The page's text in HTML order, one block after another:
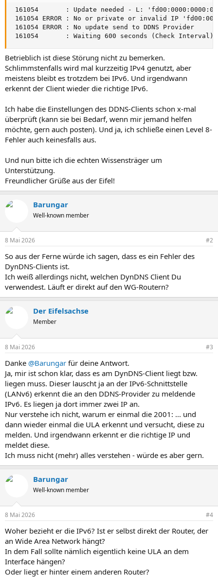
161054       : Update needed - L:
161054 ERROR : No or private or invalid IP
161054 ERROR : No update send to DDNS Provider
161054       : Waiting 600 seconds (Check Interval);
Betrieblich ist diese Störung nicht zu bemerken.
Schlimmstenfalls wird mal kurzzeitig IPv4 genutzt, aber
meistens bleibt es trotzdem bei IPv6. Und irgendwann
erkennt der Client wieder die richtige IPv6.
Ich habe die Einstellungen des DDNS-Clients schon x-mal
überprüft (kann sie bei Bedarf, wenn mir jemand helfen
möchte, gern auch posten). Und ja, ich schließe einen Level 8-
Fehler auch keinesfalls aus.
Und nun bitte ich die echten Wissensträger um
Unterstützung.
Freundlicher Grüße aus der Eifel!
Barungar
Well-known member
8 Mai 2026 #2
So aus der Ferne würde ich sagen, dass es ein Fehler des
DynDNS-Clients ist.
Ich weiß allerdings nicht, welchen DynDNS Client Du
verwendest. Läuft er direkt auf den WG-Routern?
Der Eifelsachse
Member
8 Mai 2026 #3
Danke @Barungar für deine Antwort.
Ja, mir ist schon klar, dass es am DynDNS-Client liegt bzw.
liegen muss. Dieser lauscht ja an der IPv6-Schnittstelle
(LANv6) erkennt die an den DDNS-Provider zu meldende
IPv6. Es liegen ja dort immer zwei IP an.
Nur verstehe ich nicht, warum er einmal die 2001: ... und
dann wieder einmal die ULA erkennt und versucht, diese zu
melden. Und irgendwann erkennt er die richtige IP und
meldet diese.
Ich muss nicht (mehr) alles verstehen - würde es aber gern.
Barungar
Well-known member
8 Mai 2026 #4
Woher bezieht er die IPv6? Ist er selbst direkt der Router, der
an Wide Area Network hängt?
In dem Fall sollte nämlich eigentlich keine ULA an dem
Interface hängen?
Oder liegt er hinter einem anderen Router?